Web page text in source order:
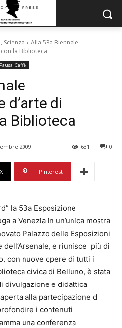
Scienza
Alla 53a Biennale
la Biblioteca
Pausa Caffè
d’arte di
Biblioteca
2009 0
631
X Pinterest
la 53a Esposizione
a Venezia in un’unica mostra
Palazzo delle Esposizioni
dell’Arsenale, e riunisce più di
con nuove opere di tutti i
civica di Belluno, è stata
divulgazione e didattica
alla partecipazione di
i contenuti
una conferenza